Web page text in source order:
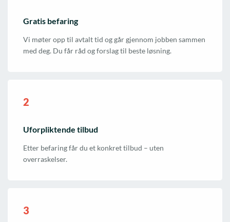
Gratis befaring
Vi møter opp til avtalt tid og går gjennom jobben sammen
med deg. Du får råd og forslag til beste løsning.
2
Uforpliktende tilbud
Etter befaring får du et konkret tilbud – uten
overraskelser.
3